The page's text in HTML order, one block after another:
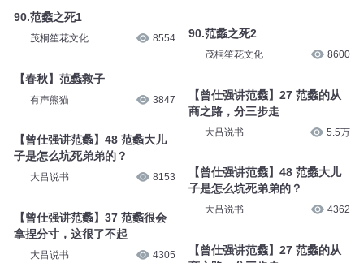
90.范蠡之死1
茂桐笙花文化 8554
【春秋】范蠡救子
有声熊猫 3847
【曾仕强讲范蠡】48 范蠡大儿
子是怎么坑死弟弟的？
大吕说书 8153
【曾仕强讲范蠡】37 范蠡很会
拿捏分寸，这很了不起
大吕说书 4305
90.范蠡之死2
茂桐笙花文化 8600
【曾仕强讲范蠡】27 范蠡的从
商之路，分三步走
大吕说书 5.5万
【曾仕强讲范蠡】48 范蠡大儿
子是怎么坑死弟弟的？
大吕说书 4362
【曾仕强讲范蠡】27 范蠡的从